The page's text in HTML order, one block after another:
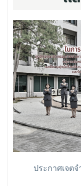
ประกาศเจต